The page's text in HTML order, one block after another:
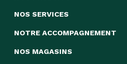
NOS SERVICES
NOTRE ACCOMPAGNEMENT
NOS MAGASINS